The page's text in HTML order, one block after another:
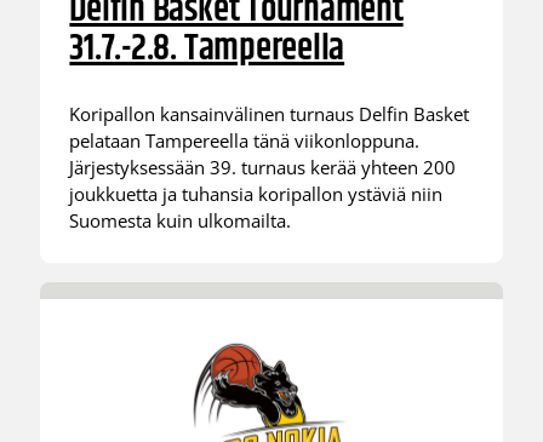
31.7.-2.8. Tampereella
Koripallon kansainvälinen turnaus Delfin Basket
pelataan Tampereella tänä viikonloppuna.
Järjestyksessään 39. turnaus kerää yhteen 200
joukkuetta ja tuhansia koripallon ystäviä niin
Suomesta kuin ulkomailta.